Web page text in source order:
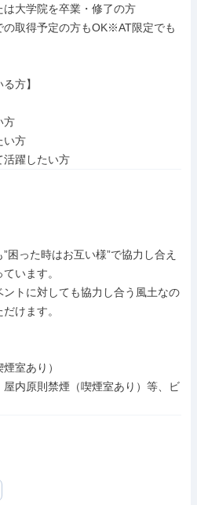
は大学院を卒業・修了の方
の取得予定の方もOK※AT限定でも
方】
方
い方
活躍したい方
困った時はお互い様”で協力し合え
います。
トに対しても協力し合う風土なの
けます。
室あり）
内原則禁煙（喫煙室あり）等、ビ